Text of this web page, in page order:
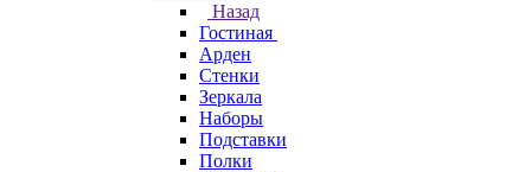
Назад
Гостиная
Арден
Стенки
Зеркала
Наборы
Подставки
Полки